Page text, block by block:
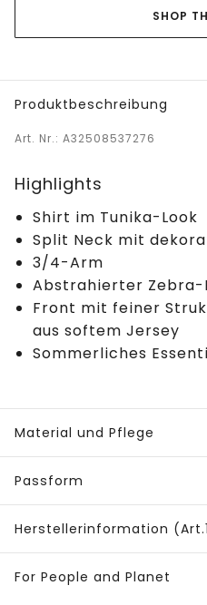
SHOP
Produktbeschreibung
Art. Nr.: A32508537276
Highlights
Shirt im Tunika-Look
Split Neck mit
3/4-Arm
Abstrahierter Zebra-
Front mit feiner
aus softem Jersey
Sommerliches
Material und Pflege
Passform
Herstellerinformation
For People and Planet